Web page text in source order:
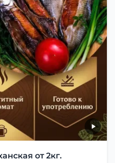
от 2кг.